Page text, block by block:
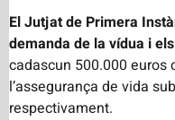
El Jutjat de Primera
demanda de la vídua i
cadascun 500.000 euros
l’assegurança de vida
respectivament.